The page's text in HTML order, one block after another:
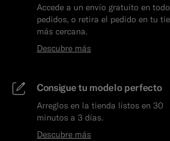
Accede a un envío gratuito en
pedidos, o retira el pedido en tu
más cercana.
Descubre más
Consigue tu modelo perfecto
Arreglos en la tienda listos en 30
minutos a 3 días.
Descubre más